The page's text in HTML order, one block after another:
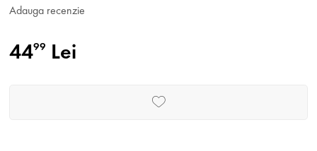
Adauga recenzie
4499 Lei